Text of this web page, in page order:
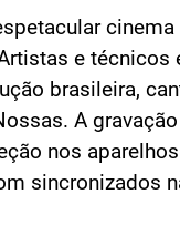
e técnicos
brasileira,
A
nos
sincronizados